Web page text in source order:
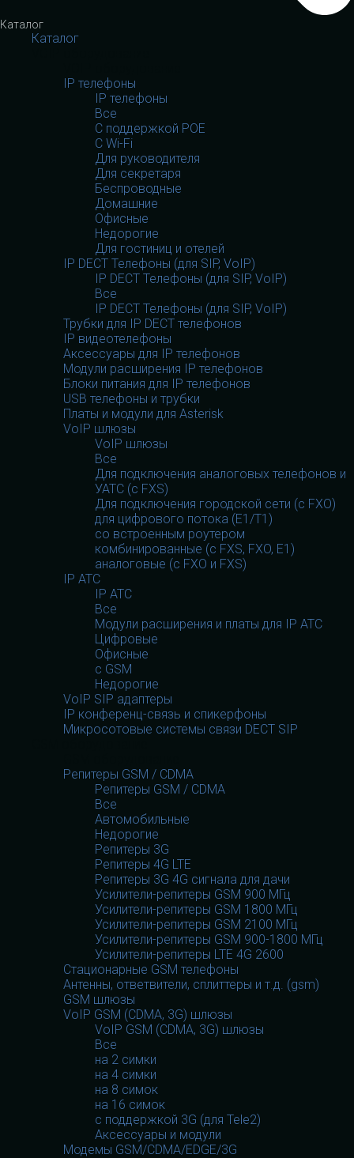
Каталог
Каталог
IP телефоны
IP телефоны
Все
С поддержкой POE
C Wi-Fi
Для руководителя
Для секретаря
Беспроводные
Домашние
Офисные
Недорогие
Для гостиниц и отелей
IP DECT Телефоны (для SIP, VoIP)
IP DECT Телефоны (для SIP, VoIP)
Все
IP DECT Телефоны (для SIP, VoIP)
Трубки для IP DECT телефонов
IP видеотелефоны
Аксессуары для IP телефонов
Модули расширения IP телефонов
Блоки питания для IP телефонов
USB телефоны и трубки
Платы и модули для Asterisk
VoIP шлюзы
VoIP шлюзы
Все
Для подключения аналоговых телефонов и
УАТС (с FXS)
Для подключения городской сети (с FXO)
для цифрового потока (E1/T1)
со встроенным роутером
комбинированные (c FXS, FXO, E1)
аналоговые (с FXO и FXS)
IP АТС
IP АТС
Все
Модули расширения и платы для IP АТС
Цифровые
Офисные
с GSM
Недорогие
VoIP SIP адаптеры
IP конференц-связь и спикерфоны
Микросотовые системы связи DECT SIP
Репитеры GSM / CDMA
Репитеры GSM / CDMA
Все
Автомобильные
Недорогие
Репитеры 3G
Репитеры 4G LTE
Репитеры 3G 4G сигнала для дачи
Усилители-репитеры GSM 900 МГц
Усилители-репитеры GSM 1800 МГц
Усилители-репитеры GSM 2100 МГц
Усилители-репитеры GSM 900-1800 МГц
Усилители-репитеры LTE 4G 2600
Стационарные GSM телефоны
Антенны, ответвители, сплиттеры и т.д. (gsm)
GSM шлюзы
VoIP GSM (CDMA, 3G) шлюзы
VoIP GSM (CDMA, 3G) шлюзы
Все
на 2 симки
на 4 симки
на 8 симок
на 16 симок
с поддержкой 3G (для Tele2)
Аксессуары и модули
Модемы GSM/CDMA/EDGE/3G